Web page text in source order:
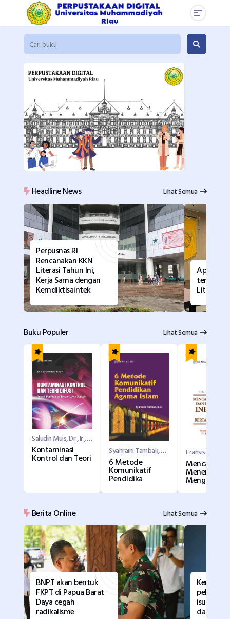
Headline News Lihat Semua
Perpusnas RI
Rencanakan KKN
Literasi Tahun Ini,
Kerja Sama dengan
Kemdiktisaintek
Apa
tentang
Literasi?
Buku Populer Lihat Semua
Saludin Muis, Dr., Ir., M. Kom
Kontaminasi
Kontrol dan Teori
Syahraini Tambak, MA
6 Metode
Komunikatif
Pendidika
Mencari,
Menggu
Berita Online Lihat Semua
BNPT akan bentuk
FKPT di Papua Barat
Daya cegah
radikalisme
pelajari
isu
dari LSM